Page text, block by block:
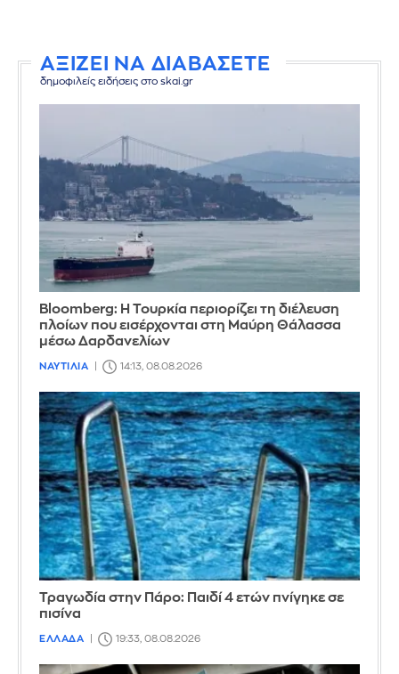
ΑΞΙΖΕΙ ΝΑ ΔΙΑΒΑΣΕΤΕ
δημοφιλείς ειδήσεις στο skai.gr
Bloomberg: Η Τουρκία περιορίζει τη διέλευση
πλοίων που εισέρχονται στη Μαύρη Θάλασσα
μέσω Δαρδανελίων
ΝΑΥΤΙΛΙΑ 14:13, 08.08.2026
Τραγωδία στην Πάρο: Παιδί 4 ετών πνίγηκε σε
πισίνα
ΕΛΛΑΔΑ 19:33, 08.08.2026